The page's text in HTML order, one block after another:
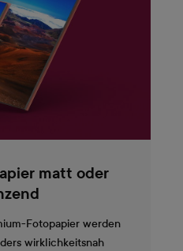
matt oder
Fotopapier werden
wirklichkeitsnah